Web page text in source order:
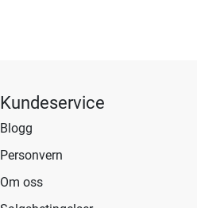
Kundeservice
Blogg
Personvern
Om oss